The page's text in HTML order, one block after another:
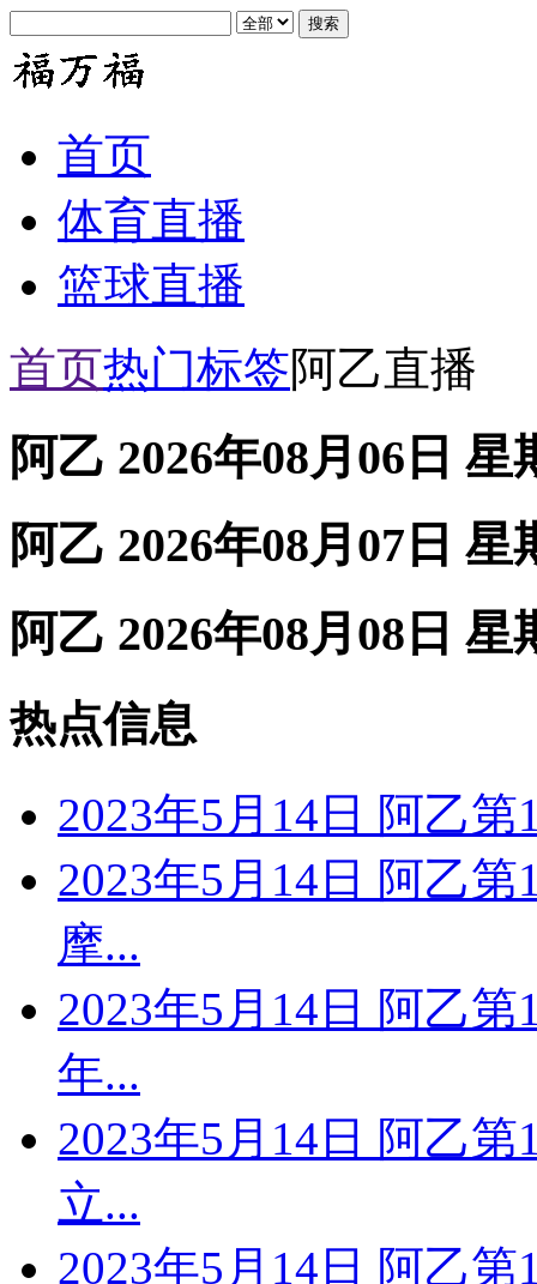
首页
体育直播
篮球直播
首页热门标签阿乙直播
阿乙 2026年08月06日 星
阿乙 2026年08月07日 星
阿乙 2026年08月08日 星
热点信息
2023年5月14日 阿乙
2023年5月14日 阿乙
摩...
2023年5月14日 阿乙
年...
2023年5月14日 阿乙
立...
2023年5月14日 阿乙